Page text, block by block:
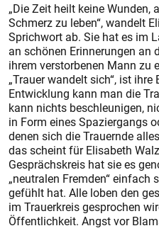
„Die Zeit heilt keine Wunden,
Schmerz zu leben“, wandelt
Sprichwort ab. Sie hat es im
an schönen Erinnerungen an
ihrem verstorbenen Mann zu
„Trauer wandelt sich“, ist ihre
Entwicklung kann man die
kann nichts beschleunigen,
in Form eines Spaziergangs
denen sich die Trauernde
das scheint für Elisabeth
Gesprächskreis hat sie es
„neutralen Fremden“ einfach
gefühlt hat. Alle loben den
im Trauerkreis gesprochen
Öffentlichkeit. Angst vor